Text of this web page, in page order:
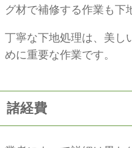
グ材で補修する作業も下
丁寧な下地処理は、美し
めに重要な作業です。
諸経費